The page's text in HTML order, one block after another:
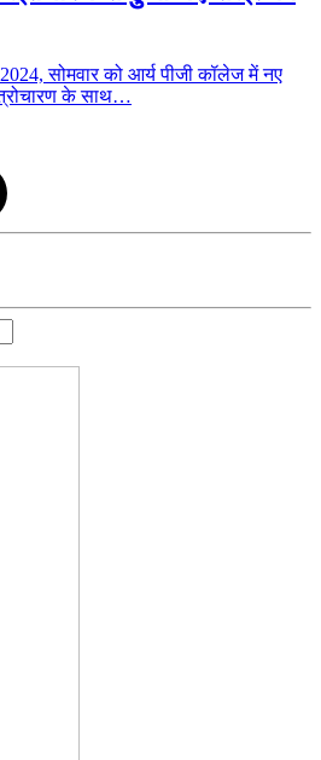
सोमवार को आर्य पीजी कॉलेज में नए
के साथ…